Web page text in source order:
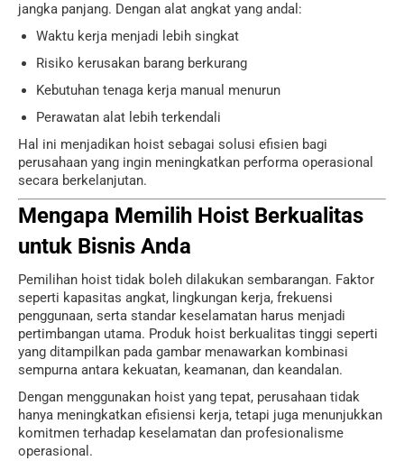
jangka panjang. Dengan alat angkat yang andal:
Waktu kerja menjadi lebih singkat
Risiko kerusakan barang berkurang
Kebutuhan tenaga kerja manual menurun
Perawatan alat lebih terkendali
Hal ini menjadikan hoist sebagai solusi efisien bagi
perusahaan yang ingin meningkatkan performa operasional
secara berkelanjutan.
Mengapa Memilih Hoist Berkualitas
untuk Bisnis Anda
Pemilihan hoist tidak boleh dilakukan sembarangan. Faktor
seperti kapasitas angkat, lingkungan kerja, frekuensi
penggunaan, serta standar keselamatan harus menjadi
pertimbangan utama. Produk hoist berkualitas tinggi seperti
yang ditampilkan pada gambar menawarkan kombinasi
sempurna antara kekuatan, keamanan, dan keandalan.
Dengan menggunakan hoist yang tepat, perusahaan tidak
hanya meningkatkan efisiensi kerja, tetapi juga menunjukkan
komitmen terhadap keselamatan dan profesionalisme
operasional.